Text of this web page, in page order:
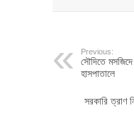
Previous:
সৌদিতে
হাসপাতালে
সরকারি ত্রাণ